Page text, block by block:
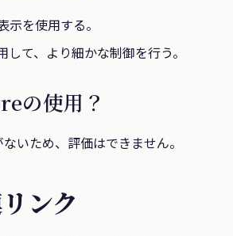
を使用する。
て、より細かな制御を行う。
の使用？
いため、評価はできません。
ンク